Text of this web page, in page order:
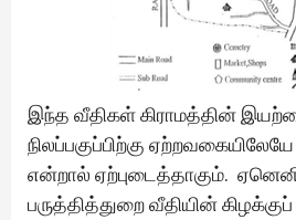
இந்த வீதிகள் கிராமத்தின்
நிலப்பகுப்பிற்கு
என்றால் ஏற்புடைத்தாகும்.
பருத்தித்துறை வீதியின்